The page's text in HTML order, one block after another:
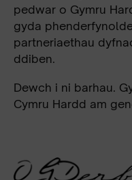
pedwar o Gymru
gyda
partneriaethau
ddiben.
Dewch i ni barhau.
Cymru Hardd am